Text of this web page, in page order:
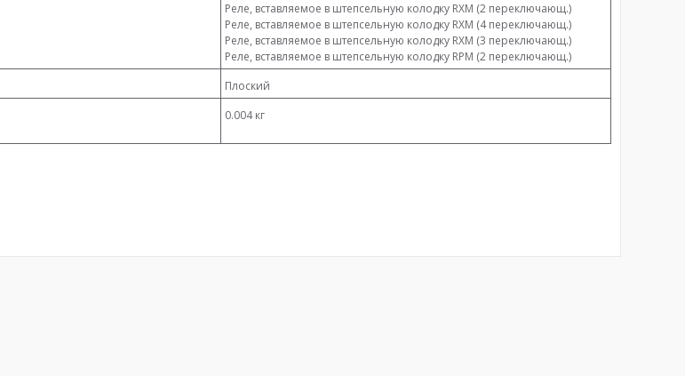
Реле, вставляемое в штепсельную колодку RXM (2 переключающ.)
Реле, вставляемое в штепсельную колодку RXM (4 переключающ.)
Реле, вставляемое в штепсельную колодку RXM (3 переключающ.)
Реле, вставляемое в штепсельную колодку RPM (2 переключающ.)
Плоский
0.004 кг